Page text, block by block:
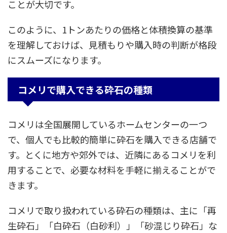
ことが大切です。
このように、1トンあたりの価格と体積換算の基準
を理解しておけば、見積もりや購入時の判断が格段
にスムーズになります。
コメリで購入できる砕石の種類
コメリは全国展開しているホームセンターの一つ
で、個人でも比較的簡単に砕石を購入できる店舗で
す。とくに地方や郊外では、近隣にあるコメリを利
用することで、必要な材料を手軽に揃えることがで
きます。
コメリで取り扱われている砕石の種類は、主に「再
生砕石」「白砕石（白砂利）」「砂混じり砕石」な